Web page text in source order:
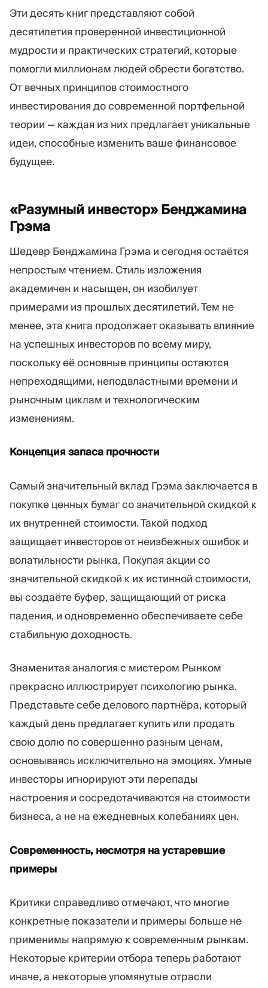
Эти десять книг представляют собой
десятилетия проверенной инвестиционной
мудрости и практических стратегий, которые
помогли миллионам людей обрести богатство.
От вечных принципов стоимостного
инвестирования до современной портфельной
теории — каждая из них предлагает уникальные
идеи, способные изменить ваше финансовое
будущее.
«Разумный инвестор» Бенджамина
Грэма
Шедевр Бенджамина Грэма и сегодня остаётся
непростым чтением. Стиль изложения
академичен и насыщен, он изобилует
примерами из прошлых десятилетий. Тем не
менее, эта книга продолжает оказывать влияние
на успешных инвесторов по всему миру,
поскольку её основные принципы остаются
непреходящими, неподвластными времени и
рыночным циклам и технологическим
изменениям.
Концепция запаса прочности
Самый значительный вклад Грэма заключается в
покупке ценных бумаг со значительной скидкой к
их внутренней стоимости. Такой подход
защищает инвесторов от неизбежных ошибок и
волатильности рынка. Покупая акции со
значительной скидкой к их истинной стоимости,
вы создаёте буфер, защищающий от риска
падения, и одновременно обеспечиваете себе
стабильную доходность.
Знаменитая аналогия с мистером Рынком
прекрасно иллюстрирует психологию рынка.
Представьте себе делового партнёра, который
каждый день предлагает купить или продать
свою долю по совершенно разным ценам,
основываясь исключительно на эмоциях. Умные
инвесторы игнорируют эти перепады
настроения и сосредотачиваются на стоимости
бизнеса, а не на ежедневных колебаниях цен.
Современность, несмотря на устаревшие
примеры
Критики справедливо отмечают, что многие
конкретные показатели и примеры больше не
применимы напрямую к современным рынкам.
Некоторые критерии отбора теперь работают
иначе, а некоторые упомянутые отрасли
Торговая платформа Back-office
РЕСУРСЫ
Руководство по
маркетингу
Словарь терминов
Видеоуроки
Калькулятор прибыли
Бизнес План
ЕЩЁ
О нас
Команда
Цифры
Новости компании
Карьера